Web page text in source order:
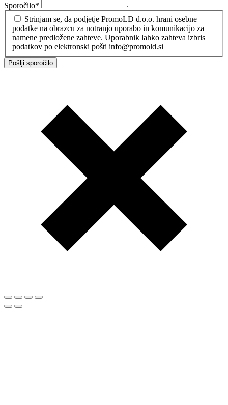
Sporočilo*
Strinjam se, da podjetje PromoLD d.o.o. hrani osebne
podatke na obrazcu za notranjo uporabo in komunikacijo za
namene predložene zahteve. Uporabnik lahko zahteva izbris
podatkov po elektronski pošti info@promold.si
Pošlji sporočilo